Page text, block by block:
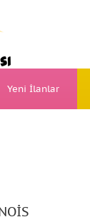
Yeni İlanlar